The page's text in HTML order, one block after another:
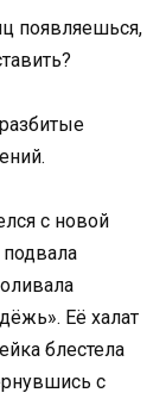
появляешься,
с новой
Её халат
блестела
с